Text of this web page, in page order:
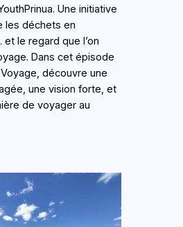
Une initiative
les déchets en
le regard que l’on
Dans cet épisode
découvre une
une vision forte, et
de voyager au